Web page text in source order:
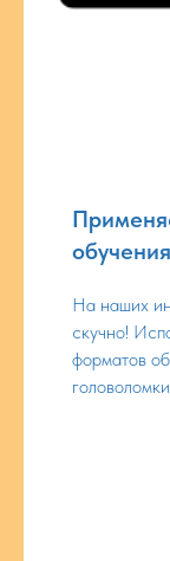
обучения
На наших
скучно!
форматов